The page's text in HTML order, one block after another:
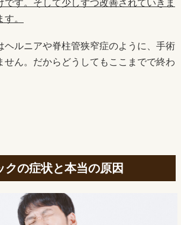
です。そして少しずつ改善されていきま
。
ヘルニアや脊柱管狭窄症のように、手術
せん。だからどうしてもここまでで終わ
クの症状と本当の原因